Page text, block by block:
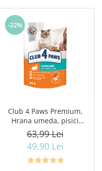
-22%
Club 4 Paws Premium,
Hrana umeda, pisici
sterilizate, cu iepure in
jeleu, 24x80g
63,99 Lei
49,90 Lei